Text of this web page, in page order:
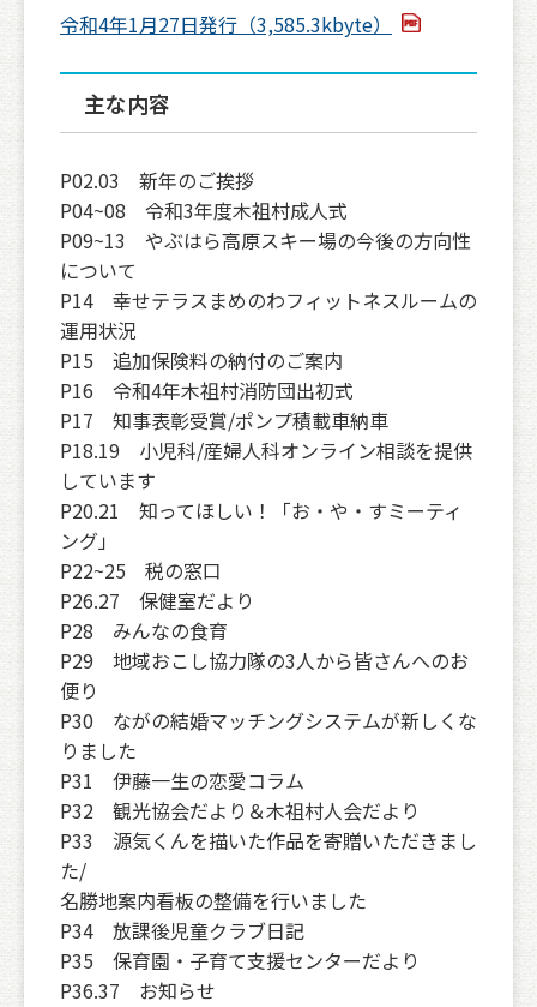
令和4年1月27日発行（3,585.3kbyte）
主な内容
P02.03 新年のご挨拶
P04~08 令和3年度木祖村成人式
P09~13 やぶはら高原スキー場の今後の方向性
について
P14 幸せテラスまめのわフィットネスルームの
運用状況
P15 追加保険料の納付のご案内
P16 令和4年木祖村消防団出初式
P17 知事表彰受賞/ポンプ積載車納車
P18.19 小児科/産婦人科オンライン相談を提供
しています
P20.21 知ってほしい！「お・や・すミーティ
ング」
P22~25 税の窓口
P26.27 保健室だより
P28 みんなの食育
P29 地域おこし協力隊の3人から皆さんへのお
便り
P30 ながの結婚マッチングシステムが新しくな
りました
P31 伊藤一生の恋愛コラム
P32 観光協会だより＆木祖村人会だより
P33 源気くんを描いた作品を寄贈いただきまし
た/
名勝地案内看板の整備を行いました
P34 放課後児童クラブ日記
P35 保育園・子育て支援センターだより
P36.37 お知らせ